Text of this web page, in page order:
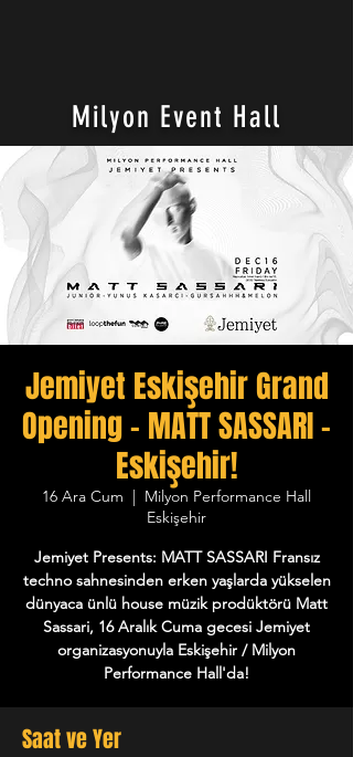
Milyon Event Hall
Jemiyet Eskişehir Grand
Opening - MATT SASSARI -
Eskişehir!
16 Ara Cum
  |
Milyon Performance Hall
Eskişehir
Jemiyet Presents: MATT SASSARI Fransız
techno sahnesinden erken yaşlarda yükselen
dünyaca ünlü house müzik prodüktörü Matt
Sassari, 16 Aralık Cuma gecesi Jemiyet
organizasyonuyla Eskişehir / Milyon
Performance Hall'da!
Saat ve Yer